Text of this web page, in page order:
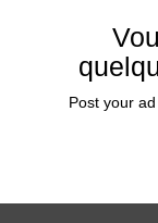
Post your